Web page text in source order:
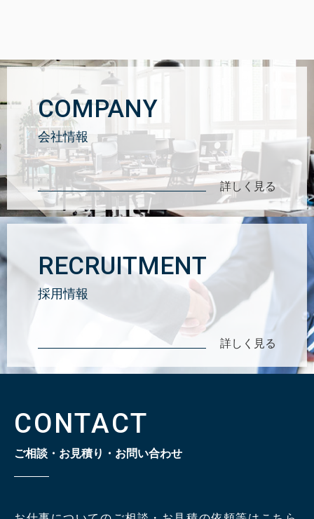
COMPANY
会社情報
詳しく見る
RECRUITMENT
採用情報
詳しく見る
CONTACT
ご相談・お見積り・お問い合わせ